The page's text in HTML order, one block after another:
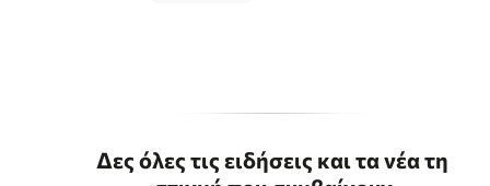
Δες όλες τις ειδήσεις και τα νέα τη